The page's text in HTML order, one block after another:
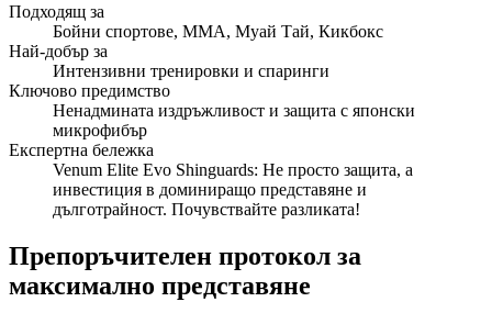
Подходящ за
Бойни спортове, ММА, Муай Тай, Кикбокс
Най-добър за
Интензивни тренировки и спаринги
Ключово предимство
Ненадмината издръжливост и защита с японски
микрофибър
Експертна бележка
Venum Elite Evo Shinguards: Не просто защита, а
инвестиция в доминиращо представяне и
дълготрайност. Почувствайте разликата!
Препоръчителен протокол за
максимално представяне